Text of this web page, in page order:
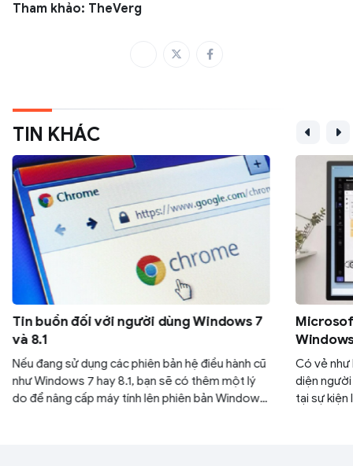
Tham khảo: TheVerg
TIN KHÁC
Tin buồn đối với người dùng Windows 7
và 8.1
Nếu đang sử dụng các phiên bản hệ điều hành cũ
như Windows 7 hay 8.1, bạn sẽ có thêm một lý
do để nâng cấp máy tính lên phiên bản Windows
Có vẻ
diện
tại sự kiện